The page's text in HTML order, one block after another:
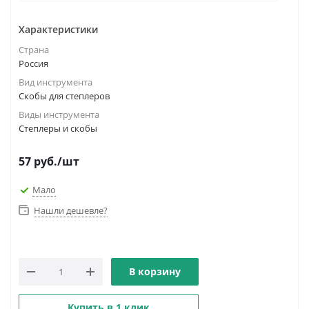
Характеристики
Страна
Россия
Вид инструмента
Скобы для степлеров
Виды инструмента
Степлеры и скобы
57 руб./шт
Мало
Нашли дешевле?
В корзину